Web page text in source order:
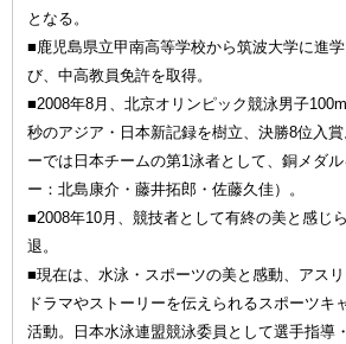
となる。
■鹿児島県立甲南高等学校から筑波大学に進
び、中高教員免許を取得。
■2008年8月、北京オリンピック競泳男子
秒のアジア・日本新記録を樹立、決勝8位入
ーでは日本チームの第1泳者として、銅メダ
ー：北島康介・藤井拓郎・佐藤久佳）。
■2008年10月、競技者として有終の美と感じ
退。
■現在は、水泳・スポーツの美と感動、アス
ドラマやストーリーを伝えられるスポーツキ
活動。日本水泳連盟競泳委員として選手指導